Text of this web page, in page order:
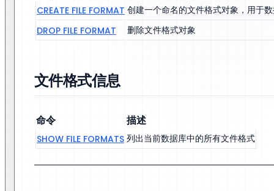
CREATE FILE FORMAT 创建一个命名的文件格式对象，用于
DROP FILE FORMAT
删除文件格式对象
文件格式信息
命令 描述
SHOW FILE FORMATS 列出当前数据库中的所有文件格式